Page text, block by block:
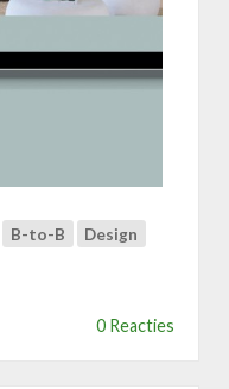
y
i
l
B-to-B Design
0 Reacties